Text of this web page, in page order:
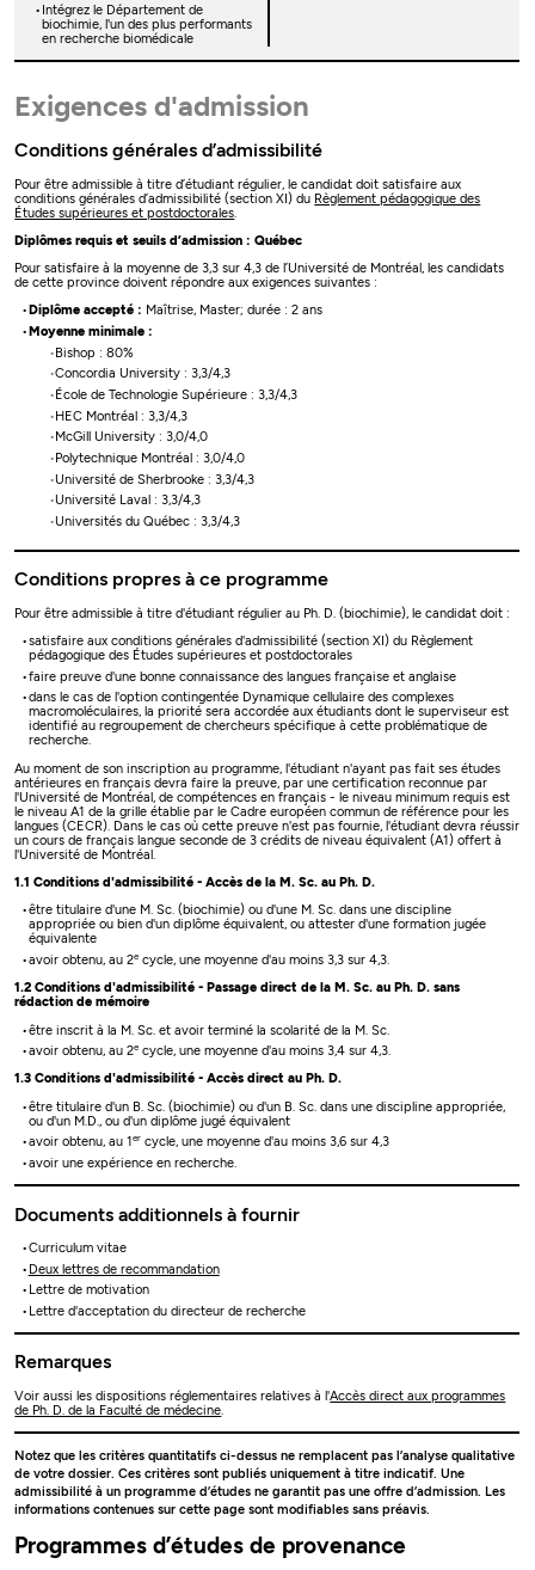
Intégrez le Département de
biochimie, l'un des plus performants
en recherche biomédicale
Exigences d'admission
Conditions générales d’admissibilité
Pour être admissible à titre d’étudiant régulier, le candidat doit satisfaire aux
conditions générales d’admissibilité (section XI) du Règlement pédagogique des
Études supérieures et postdoctorales
Diplômes requis et seuils d’admission : Québec
Pour satisfaire à la moyenne de 3,3 sur 4,3 de l’Université de Montréal, les candidats
de cette province doivent répondre aux exigences suivantes :
Diplôme accepté : Maîtrise, Master; durée : 2 ans
Moyenne minimale :
Bishop : 80%
Concordia University : 3,3/4,3
École de Technologie Supérieure : 3,3/4,3
HEC Montréal : 3,3/4,3
McGill University : 3,0/4,0
Polytechnique Montréal : 3,0/4,0
Université de Sherbrooke : 3,3/4,3
Université Laval : 3,3/4,3
Universités du Québec : 3,3/4,3
Conditions propres à ce programme
Pour être admissible à titre d'étudiant régulier au Ph. D. (biochimie), le candidat doit :
satisfaire aux conditions générales d'admissibilité (section XI) du Règlement
pédagogique des Études supérieures et postdoctorales
faire preuve d'une bonne connaissance des langues française et anglaise
dans le cas de l'option contingentée Dynamique cellulaire des complexes
macromoléculaires, la priorité sera accordée aux étudiants dont le superviseur est
identifié au regroupement de chercheurs spécifique à cette problématique de
recherche.
Au moment de son inscription au programme, l'étudiant n'ayant pas fait ses études
antérieures en français devra faire la preuve, par une certification reconnue par
l'Université de Montréal, de compétences en français - le niveau minimum requis est
le niveau A1 de la grille établie par le Cadre européen commun de référence pour les
langues (CECR). Dans le cas où cette preuve n'est pas fournie, l'étudiant devra réussir
un cours de français langue seconde de 3 crédits de niveau équivalent (A1) offert à
l'Université de Montréal.
1.1 Conditions d'admissibilité - Accès de la M. Sc. au Ph. D.
être titulaire d'une M. Sc. (biochimie) ou d'une M. Sc. dans une discipline
appropriée ou bien d'un diplôme équivalent, ou attester d'une formation jugée
équivalente
avoir obtenu, au 2ecycle, une moyenne d'au moins 3,3 sur 4,3.
1.2 Conditions d'admissibilité - Passage direct de la M. Sc. au Ph. D. sans
rédaction de mémoire
être inscrit à la M. Sc. et avoir terminé la scolarité de la M. Sc.
avoir obtenu, au 2ecycle, une moyenne d'au moins 3,4 sur 4,3.
1.3 Conditions d'admissibilité - Accès direct au Ph. D.
être titulaire d'un B. Sc. (biochimie) ou d'un B. Sc. dans une discipline appropriée,
ou d'un M.D., ou d'un diplôme jugé équivalent
avoir obtenu, au 1 ercycle, une moyenne d'au moins 3,6 sur 4,3
avoir une expérience en recherche.
Documents additionnels à fournir
Curriculum vitae
Deux lettres de recommandation
Lettre de motivation
Lettre d'acceptation du directeur de recherche
Remarques
Voir aussi les dispositions réglementaires relatives à l'Accès direct aux programmes
de Ph. D. de la Faculté de médecine.
Notez que les critères quantitatifs ci-dessus ne remplacent pas l’analyse qualitative
de votre dossier. Ces critères sont publiés uniquement à titre indicatif. Une
admissibilité à un programme d’études ne garantit pas une offre d’admission. Les
informations contenues sur cette page sont modifiables sans préavis.
Programmes d’études de provenance